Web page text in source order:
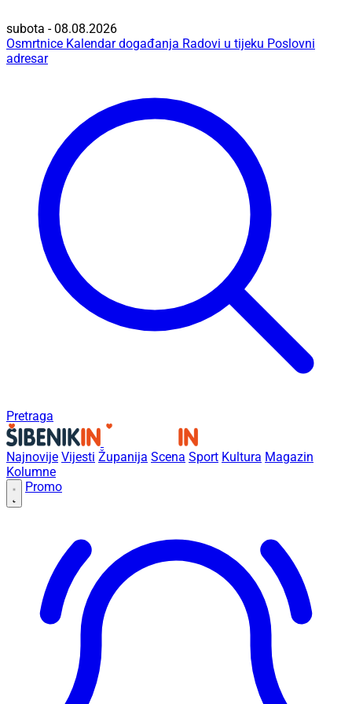
subota - 08.08.2026
Osmrtnice Kalendar događanja Radovi u tijeku Poslovni
adresar
Pretraga
Najnovije Vijesti Županija Scena Sport Kultura Magazin
Kolumne
Promo